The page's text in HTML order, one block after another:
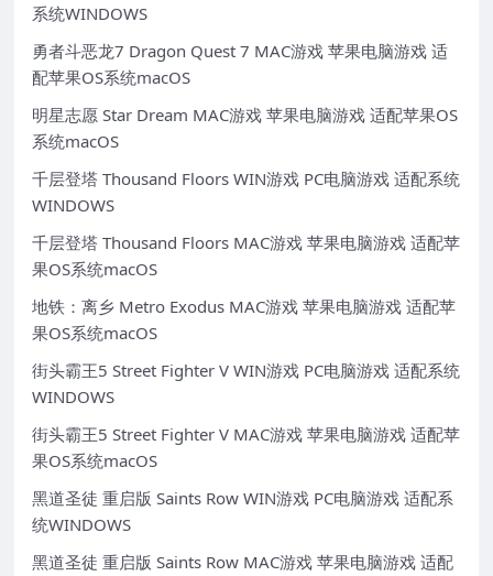
系统WINDOWS
勇者斗恶龙7 Dragon Quest 7 MAC游戏 苹果电脑游戏 适
配苹果OS系统macOS
明星志愿 Star Dream MAC游戏 苹果电脑游戏 适配苹果OS
系统macOS
千层登塔 Thousand Floors WIN游戏 PC电脑游戏 适配系统
WINDOWS
千层登塔 Thousand Floors MAC游戏 苹果电脑游戏 适配苹
果OS系统macOS
地铁：离乡 Metro Exodus MAC游戏 苹果电脑游戏 适配苹
果OS系统macOS
街头霸王5 Street Fighter V WIN游戏 PC电脑游戏 适配系统
WINDOWS
街头霸王5 Street Fighter V MAC游戏 苹果电脑游戏 适配苹
果OS系统macOS
黑道圣徒 重启版 Saints Row WIN游戏 PC电脑游戏 适配系
统WINDOWS
黑道圣徒 重启版 Saints Row MAC游戏 苹果电脑游戏 适配